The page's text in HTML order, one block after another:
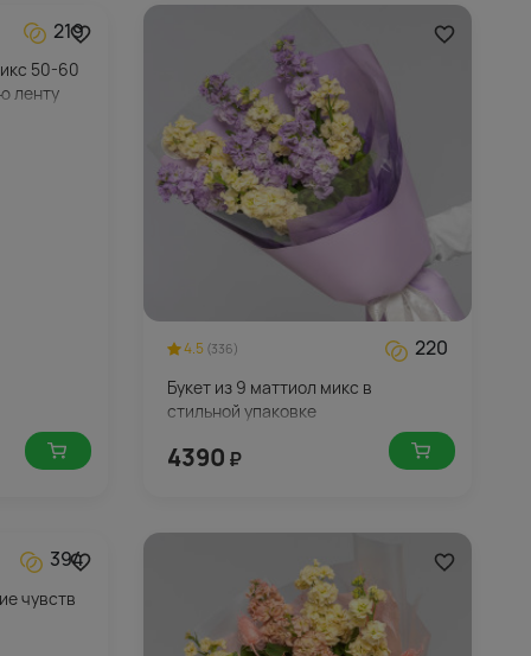
219
50-60
ленту
4.5 (336) 220
Букет из 9 маттиол микс в
стильной упаковке
4390 ₽
394
чувств